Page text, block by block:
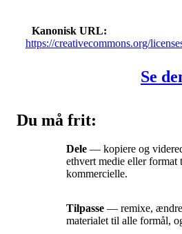
Kanonisk URL
https://creativecommons.org/
Se
Du må frit:
Dele — kopiere og
ethvert medie eller format
kommercielle.
Tilpasse — remixe, ændre
materialet til alle formål,